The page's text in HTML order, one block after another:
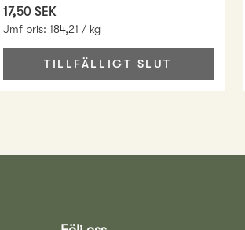
17,50 SEK
Jmf pris: 184,21 / kg
TILLFÄLLIGT SLUT